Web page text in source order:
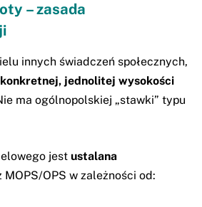
– zasada
innych świadczeń społecznych,
jednolitej wysokości
ma ogólnopolskiej „stawki” typu
jest ustalana
MOPS/OPS w zależności od: